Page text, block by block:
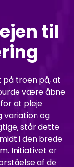
til
på troen på, at
være åbne
at pleje
variation og
står dette
i den brede
Initiativet er
af de